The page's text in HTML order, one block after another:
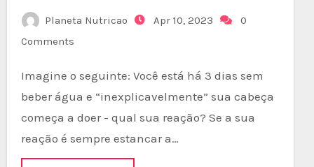
Planeta Nutricao Apr 10, 2023
0
Comments
Imagine o seguinte: Você está há 3 dias sem
beber água e “inexplicavelmente” sua cabeça
começa a doer - qual sua reação? Se a sua
reação é sempre estancar a…